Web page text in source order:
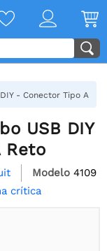
- Conector Tipo A
USB DIY
Reto
Modelo 4109
crítica